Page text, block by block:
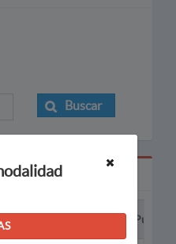
Buscar
Puesto